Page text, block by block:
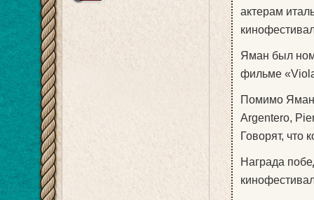
актерам
Яман был
фильме
Помимо
Argentero,
Говорят, что
Награда